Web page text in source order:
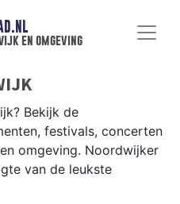
en omgeving
Bekijk de
festivals, concerten
omgeving. Noordwijker
van de leukste